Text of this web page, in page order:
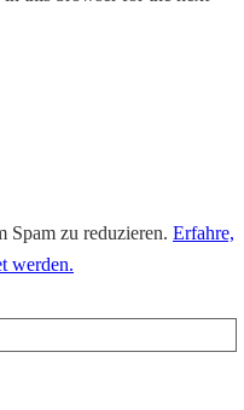
Spam zu reduzieren. Erfahre,
werden.